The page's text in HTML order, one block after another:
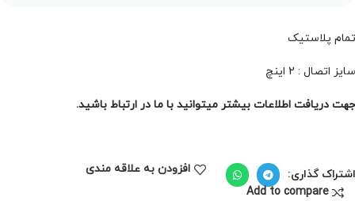
پلاستیک
اتصال : 2 اینچ
دریافت اطلاعات بیشتر میتوانید با ما در ارتباط باشید.
گذاری:
افزودن به علاقه مندی
Add to compare